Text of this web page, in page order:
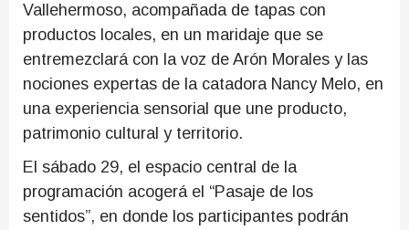
Vallehermoso, acompañada de tapas con
productos locales, en un maridaje que se
entremezclará con la voz de Arón Morales y las
nociones expertas de la catadora Nancy Melo, en
una experiencia sensorial que une producto,
patrimonio cultural y territorio.
El sábado 29, el espacio central de la
programación acogerá el “Pasaje de los
sentidos”, en donde los participantes podrán